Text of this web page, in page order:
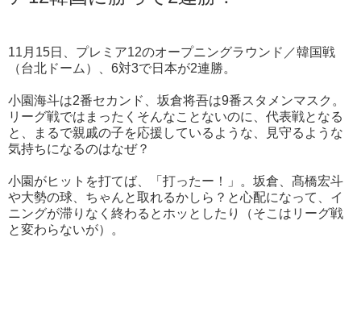
11月15日、プレミア12のオープニングラウンド／韓国戦
（台北ドーム）、6対3で日本が2連勝。
小園海斗は2番セカンド、坂倉将吾は9番スタメンマスク。
リーグ戦ではまったくそんなことないのに、代表戦となる
と、まるで親戚の子を応援しているような、見守るような
気持ちになるのはなぜ？
小園がヒットを打てば、「打ったー！」。坂倉、髙橋宏斗
や大勢の球、ちゃんと取れるかしら？と心配になって、イ
ニングが滞りなく終わるとホッとしたり（そこはリーグ戦
と変わらないが）。